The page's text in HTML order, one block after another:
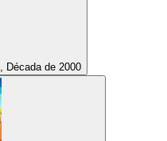
Década de 2000